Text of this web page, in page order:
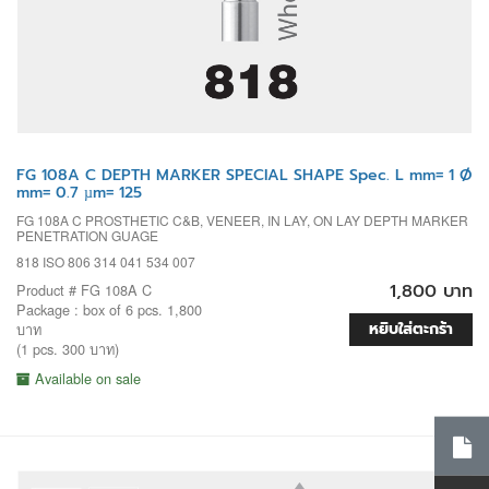
FG 108A C DEPTH MARKER SPECIAL SHAPE Spec. L mm= 1 Ø
mm= 0.7 µm= 125
FG 108A C PROSTHETIC C&B, VENEER, IN LAY, ON LAY DEPTH MARKER
PENETRATION GUAGE
818 ISO 806 314 041 534 007
Product # FG 108A C
Package : box of 6 pcs. 1,800
บาท
(1 pcs. 300 บาท)
Available on sale
1,800 บาท
หยิบใส่ตะกร้า